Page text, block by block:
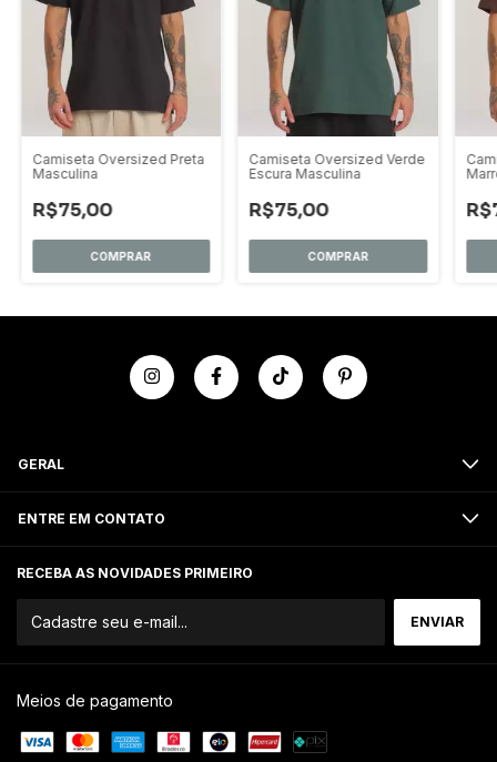
Camiseta Oversized Preta
Masculina
R$75,00
COMPRAR
Camiseta Oversized Verde
Escura Masculina
R$75,00
COMPRAR
GERAL
ENTRE EM CONTATO
RECEBA AS NOVIDADES PRIMEIRO
Meios de pagamento